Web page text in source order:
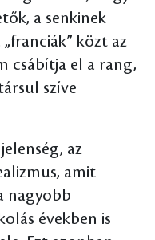
a senkinek
közt az
csábítja el a rang,
szíve
az
amit
nagyobb
években is